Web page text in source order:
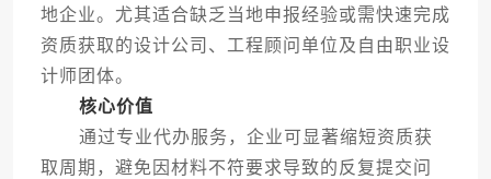
地企业。尤其适合缺乏当地申报经验或需快速完成
资质获取的设计公司、工程顾问单位及自由职业设
计师团体。
核心价值
通过专业代办服务，企业可显著缩短资质获
取周期，避免因材料不符要求导致的反复提交问